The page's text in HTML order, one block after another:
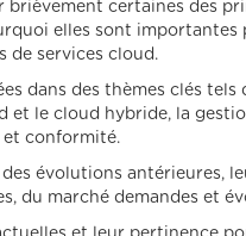
brièvement certaines des
elles sont importantes
de services cloud.
dans des thèmes clés tels
le cloud hybride, la
et conformité.
évolutions antérieures,
du marché demandes et